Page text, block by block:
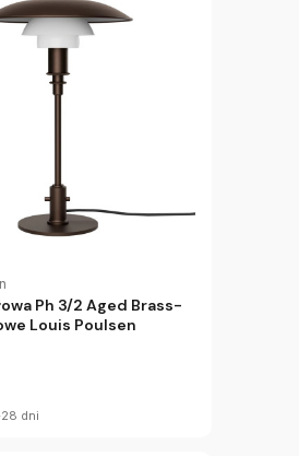
Ph 3/2 Aged Brass-
Louis Poulsen
28 dni